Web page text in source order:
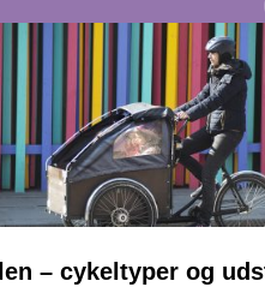
– cykeltyper og